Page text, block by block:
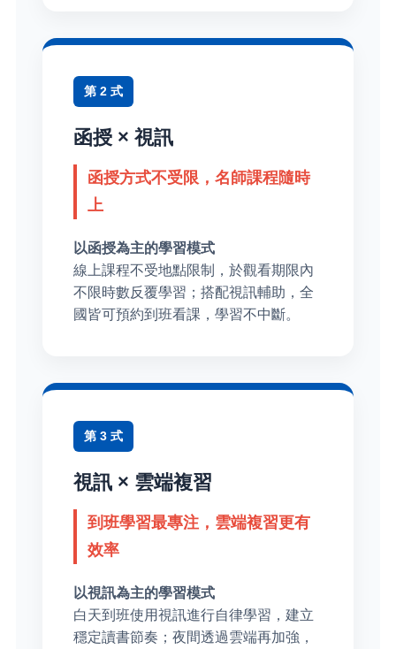
第 2 式
函授 × 視訊
函授方式不受限，名師課程隨時
上
以函授為主的學習模式
線上課程不受地點限制，於觀看期限內
不限時數反覆學習；搭配視訊輔助，全
國皆可預約到班看課，學習不中斷。
第 3 式
視訊 × 雲端複習
到班學習最專注，雲端複習更有
效率
以視訊為主的學習模式
白天到班使用視訊進行自律學習，建立
穩定讀書節奏；夜間透過雲端再加強，